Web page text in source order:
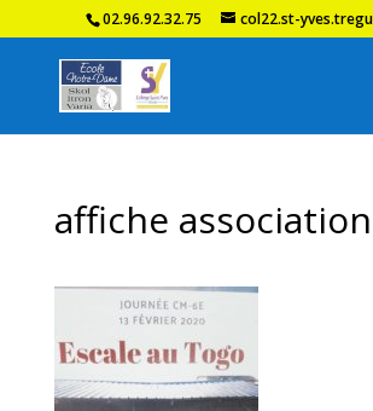
02.96.92.32.75 col22.st-
affiche association